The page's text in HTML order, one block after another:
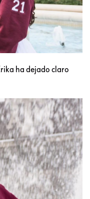
ha dejado claro